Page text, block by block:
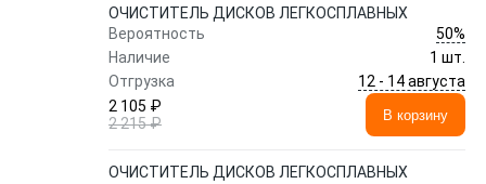
ОЧИСТИТЕЛЬ ДИСКОВ ЛЕГКОСПЛАВНЫХ
Вероятность
50%
Наличие
1 шт.
Отгрузка
12 - 14 августа
2 105 ₽
2 215 ₽
В корзину
ОЧИСТИТЕЛЬ ДИСКОВ ЛЕГКОСПЛАВНЫХ